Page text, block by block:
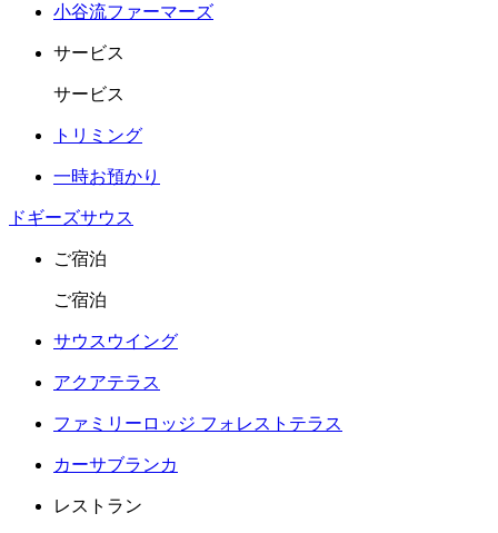
小谷流ファーマーズ
サービス
サービス
トリミング
一時お預かり
ドギーズサウス
ご宿泊
ご宿泊
サウスウイング
アクアテラス
ファミリーロッジ フォレストテラス
カーサブランカ
レストラン